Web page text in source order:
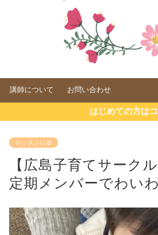
講師について お問い合わせ
はじめての方はコ
レッスンレポ
【広島子育てサーク
定期メンバーでわいわ